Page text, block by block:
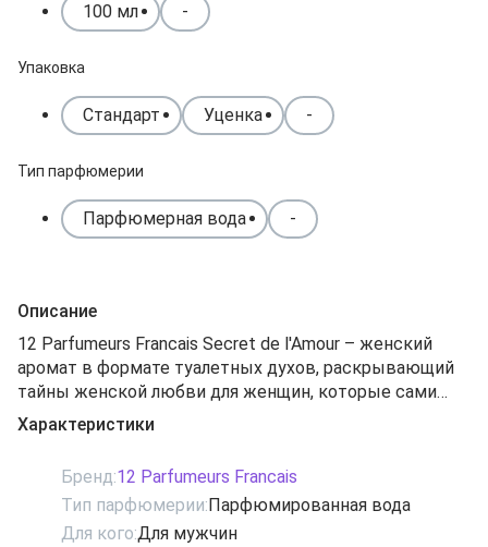
100 мл -
Упаковка
Стандарт Уценка -
Тип парфюмерии
Парфюмерная вода -
Описание
12 Parfumeurs Francais Secret de l'Amour – женский
аромат в формате туалетных духов, раскрывающий
тайны женской любви для женщин, которые сами
выбирают объект своей любви, покоряя сердца даже
самых сварливых мужчин. Верхние ноты композиции
- лимон, бергамот и мандарин, которые рождают
интригующее кисловатое облачко. В сердце духов
царят жасмин, роза и пачули, а соблазнительный
шлейф соткан из кедра, амбры, мускуса, коричневого
Характеристики
Бренд:12 Parfumeurs Francais
Тип парфюмерии:Парфюмированная вода
Для кого:Для мужчин